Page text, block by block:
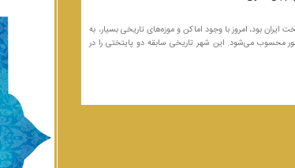
صفویه، ۵۷ سال پایتخت ایران بود، امروز با وجود اماکن و موزه‌های تاریخی بسیار، به
محسوب می‌شود. این شهر تاریخی سابقه دو پایتختی را در